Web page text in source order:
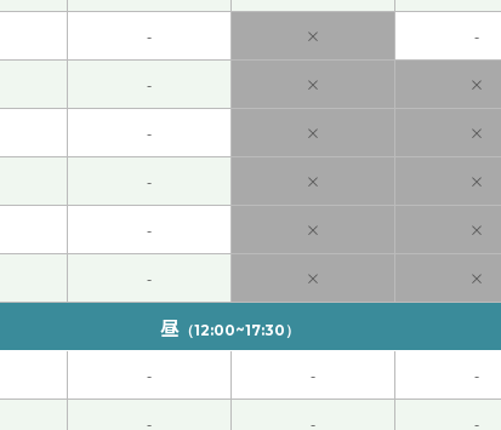
为一点小事就产生反应、我们彼此都要多加注意呢。
ないと、ですね😅 次回もよろしくお願いします ( 60
多钱没有被花光、实在是再好不过了。
这么好的状态。 我最近都没怎么出去玩、所以这周打算
- × -
- × ×
- × ×
- × ×
- × ×
- × ×
昼（12:00~17:30）
- - -
- - -